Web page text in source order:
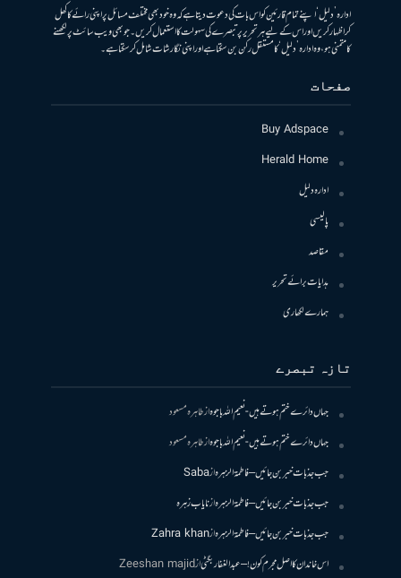
ادارہ ’دلیل‘ اپنے تمام قارئین کو اس بات کی دعوت دیتا ہے کہ وہ خود بھی مختلف مسائل پر اپنی رائے کا کھل
کر اظہار کریں اور اس کے لیے ہر تحریر پر تبصرے کی سہولت کا استعمال کریں۔ جو بھی ویب سائٹ پر لکھنے
کا متمنی ہو، وہ ادارہ ’دلیل‘ کا مستقل رکن بن سکتا ہے اور اپنی نگارشات شامل کرسکتا ہے۔
صفحات
Buy Adspace
Herald Home
ادارہ دلیل
پالیسی
مقاصد
ہدایات برائے تحریر
ہمارے لکھاری
تازہ تبصرے
جہاں دائرے ختم ہوتے ہیں- نعیم اللہ باجوہازطاہرہ مسعود
جہاں دائرے ختم ہوتے ہیں- نعیم اللہ باجوہازطاہرہ مسعود
جب جذبات خبر بن جائیں – فاطمۃالزہرہازSaba
جب جذبات خبر بن جائیں – فاطمۃالزہرہازنایاب زہرہ
جب جذبات خبر بن جائیں – فاطمۃالزہرہازZahra khan
اس خاندان کا اصل مجرم کون! – عبدالغفار بگٹیازZeeshan majid